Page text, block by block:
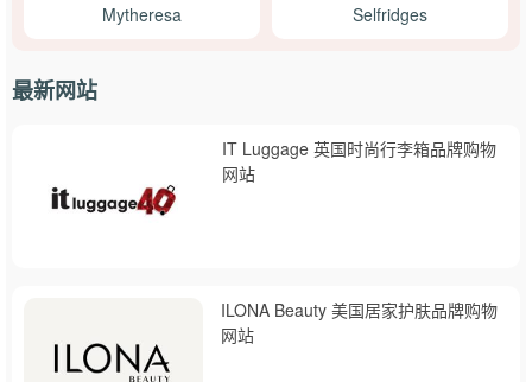
Mytheresa Selfridges
最新网站
IT Luggage 英国时尚行李箱品牌购物
网站
ILONA Beauty 美国居家护肤品牌购物
网站